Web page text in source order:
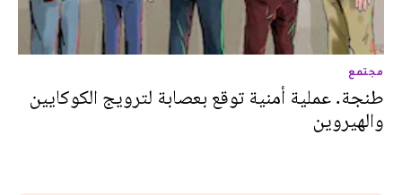
مجتمع
طنجة. عملية أمنية توقع بعصابة لترويج الكوكايين
والهيروين